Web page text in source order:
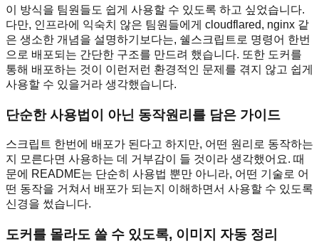
이 방식을 팀원들도 쉽게 사용할 수 있도록 하고 싶었습니다.
다만, 인프라에 익숙치 않은 팀원들에게 cloudflared, nginx 같
은 생소한 개념을 설명하기보다는, 쉘스크립트로 명령어 한번
으로 배포되는 간단한 구조를 만드려 했습니다. 또한 도커를
통해 배포하는 것이 이런저런 환경적인 문제를 겪지 않고 쉽게
사용할 수 있을거라 생각했습니다.
단순한 사용법이 아닌 동작원리를 담은 가이드
스크립트 한번에 배포가 된다고 하지만, 어떤 원리로 동작하는
지 모른다면 사용하는 데 거부감이 들 것이라 생각했어요. 때
문에 README는 단순히 사용법 뿐만 아니라, 어떤 기술로 어
떤 동작을 거쳐서 배포가 되는지 이해하면서 사용할 수 있도록
신경을 썼습니다.
도커를 몰라도 쓸 수 있도록, 이미지 자동 정리